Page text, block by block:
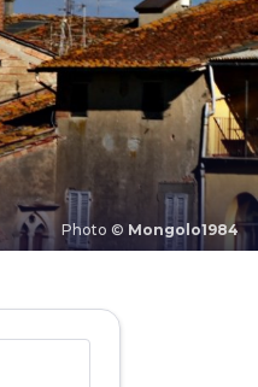
Photo © Mongolo1984